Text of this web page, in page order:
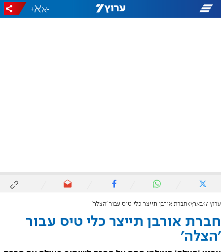
-
+
ערוץ 7 בארץ חברת אורבן תייצר כלי טיס עבור 'הצלה'
חברת אורבן תייצר כלי טיס עבור
'הצלה'